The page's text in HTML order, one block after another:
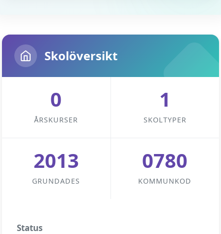
Skolöversikt
0
ÅRSKURSER
1
SKOLTYPER
2013
GRUNDADES
0780
KOMMUNKOD
Status